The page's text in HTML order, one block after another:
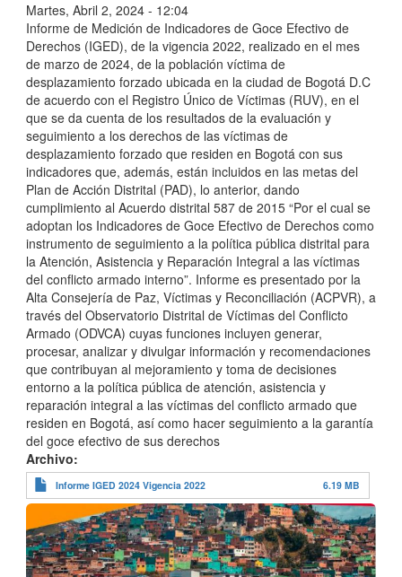
Martes, Abril 2, 2024 - 12:04
Informe de Medición de Indicadores de Goce Efectivo de
Derechos (IGED), de la vigencia 2022, realizado en el mes
de marzo de 2024, de la población víctima de
desplazamiento forzado ubicada en la ciudad de Bogotá D.C
de acuerdo con el Registro Único de Víctimas (RUV), en el
que se da cuenta de los resultados de la evaluación y
seguimiento a los derechos de las víctimas de
desplazamiento forzado que residen en Bogotá con sus
indicadores que, además, están incluidos en las metas del
Plan de Acción Distrital (PAD), lo anterior, dando
cumplimiento al Acuerdo distrital 587 de 2015 “Por el cual se
adoptan los Indicadores de Goce Efectivo de Derechos como
instrumento de seguimiento a la política pública distrital para
la Atención, Asistencia y Reparación Integral a las víctimas
del conflicto armado interno”. Informe es presentado por la
Alta Consejería de Paz, Víctimas y Reconciliación (ACPVR), a
través del Observatorio Distrital de Víctimas del Conflicto
Armado (ODVCA) cuyas funciones incluyen generar,
procesar, analizar y divulgar información y recomendaciones
que contribuyan al mejoramiento y toma de decisiones
entorno a la política pública de atención, asistencia y
reparación integral a las víctimas del conflicto armado que
residen en Bogotá, así como hacer seguimiento a la garantía
del goce efectivo de sus derechos
Archivo
Informe IGED 2024 Vigencia 2022 6.19 MB